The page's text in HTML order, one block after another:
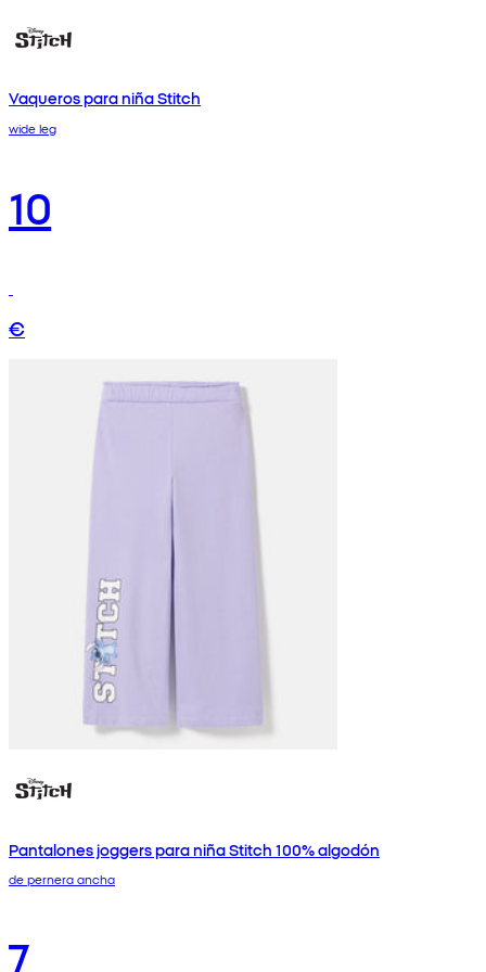
Vaqueros para niña Stitch
wide leg
10
€
Pantalones joggers para niña Stitch 100% algodón
de pernera ancha
7